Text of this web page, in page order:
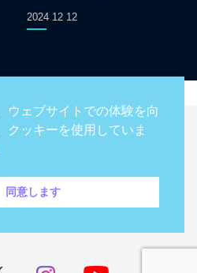
2024 12 12
ウェブサイトでの体験を向
クッキーを使用していま
同意します